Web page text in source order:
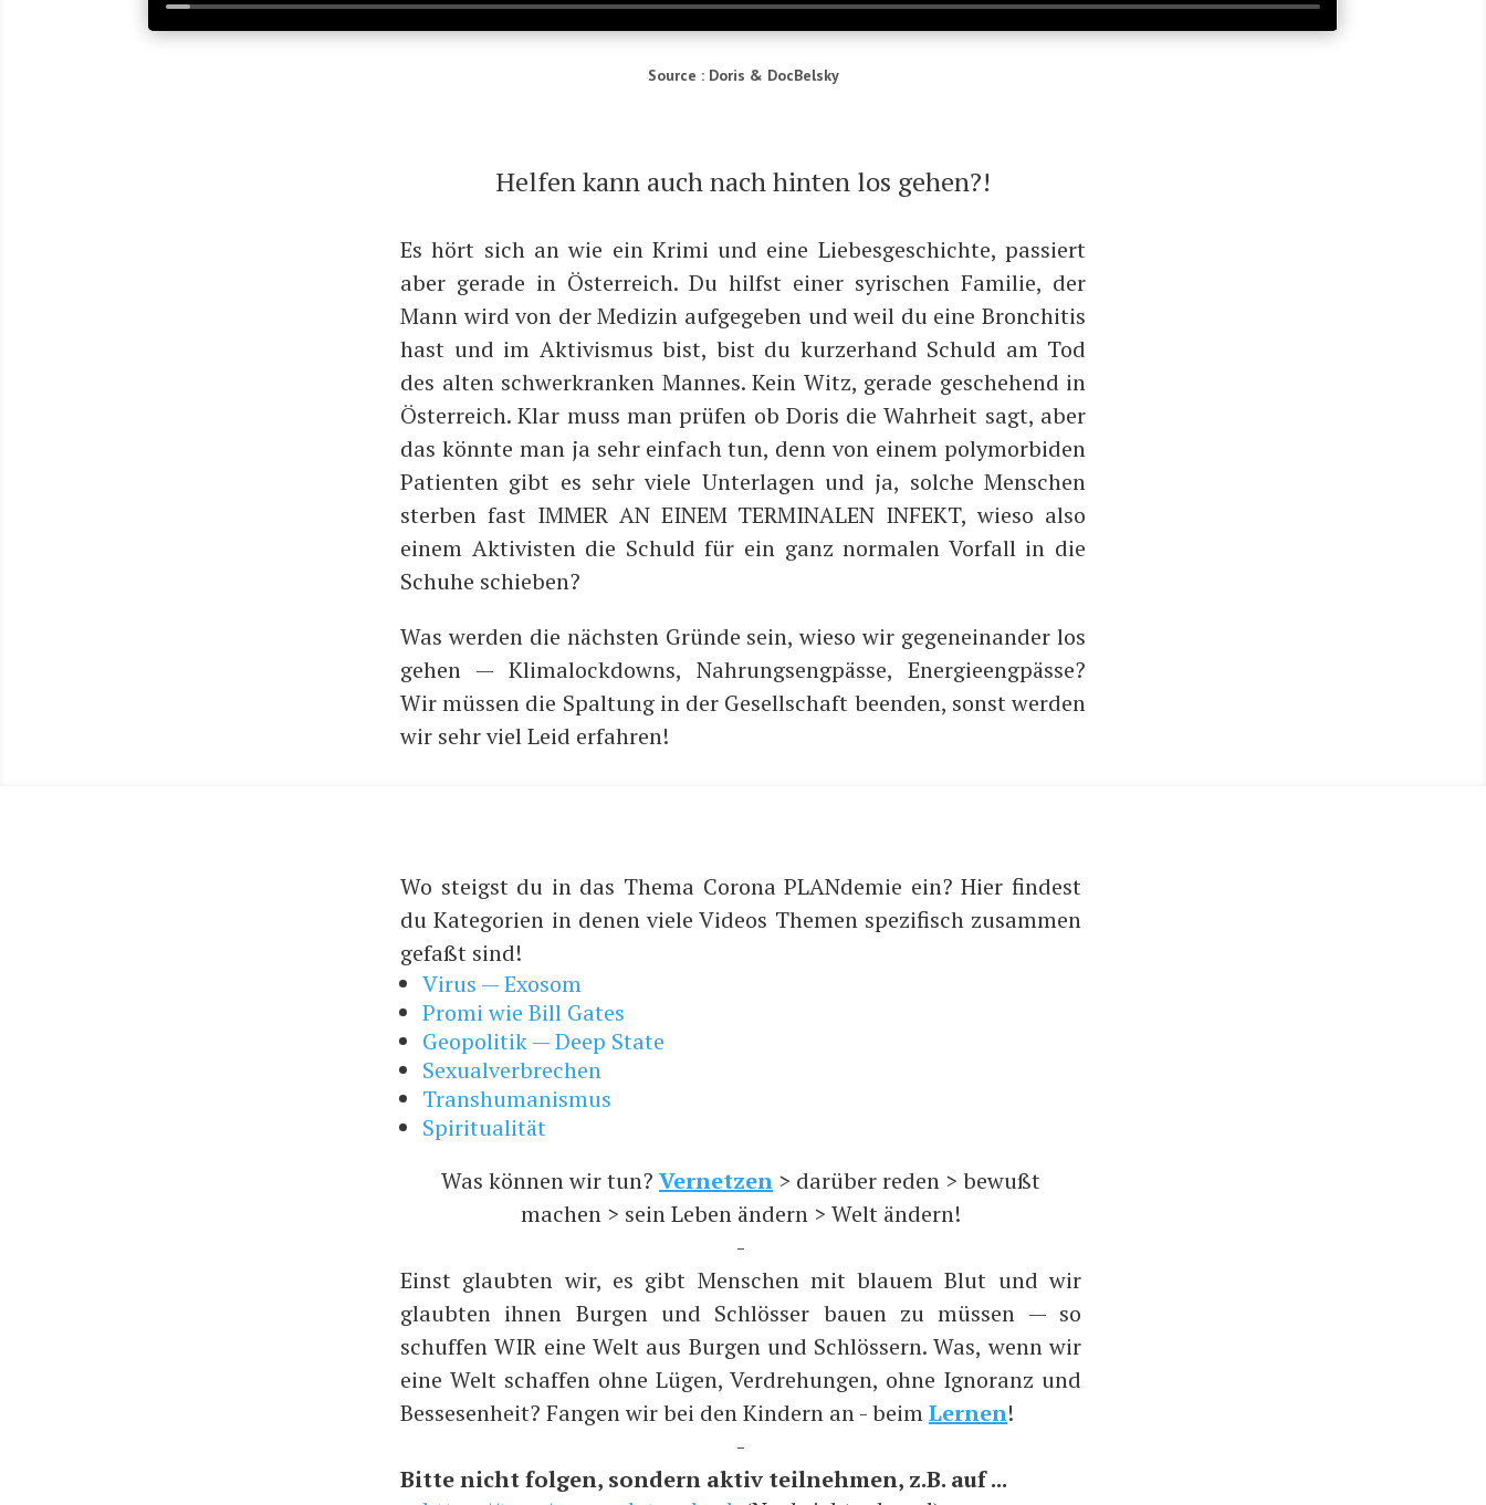
Source : Doris & DocBelsky
Hel­fen kann auch nach hin­ten los gehen?!
Es hört sich an wie ein Kri­mi und eine Lie­bes­ge­schich­te, pas­siert
aber gera­de in Öster­reich. Du hilfst einer syri­schen Fami­lie, der
Mann wird von der Medi­zin auf­ge­ge­ben und weil du eine Bron­chi­tis
hast und im Akti­vis­mus bist, bist du kur­zer­hand Schuld am Tod
des alten schwer­kran­ken Man­nes. Kein Witz, gera­de gesche­hend in
Öster­reich. Klar muss man prü­fen ob Doris die Wahr­heit sagt, aber
das könn­te man ja sehr ein­fach tun, denn von einem poly­mor­bi­den
Pati­en­ten gibt es sehr vie­le Unter­la­gen und ja, sol­che Men­schen
ster­ben fast IMMER AN EINEM TERMINALEN INFEKT, wie­so also
einem Akti­vis­ten die Schuld für ein ganz nor­ma­len Vor­fall in die
Schu­he schieben?
Was wer­den die nächs­ten Grün­de sein, wie­so wir gegen­ein­an­der los
gehen — Kli­ma­lock­downs, Nah­rungs­eng­päs­se, Ener­gie­eng­päs­se?
Wir müs­sen die Spal­tung in der Gesell­schaft been­den, sonst wer­den
wir sehr viel Leid erfahren!
Wo steigst du in das Thema Corona PLANdemie ein? Hier findest
du Kategorien in denen viele Videos Themen spezifisch zusammen
gefaßt sind!
Virus — Exosom
Promi wie Bill Gates
Geopolitik — Deep State
Sexualverbrechen
Transhumanismus
Spiritualität
Was können wir tun? Vernetzen > darüber reden > bewußt
machen > sein Leben ändern > Welt ändern!
-
Einst glaubten wir, es gibt Menschen mit blauem Blut und wir
glaubten ihnen Burgen und Schlösser bauen zu müssen — so
schuffen WIR eine Welt aus Burgen und Schlössern. Was, wenn wir
eine Welt schaffen ohne Lügen, Verdrehungen, ohne Ignoranz und
Bessesenheit? Fangen wir bei den Kindern an - beimLernen!
-
Bitte nicht folgen, sondern aktiv teilnehmen, z.B. auf ...